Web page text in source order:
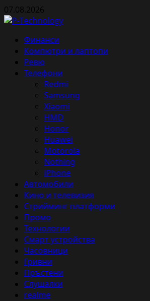
Skip
to
07.08.2026
Primary
Menu
Финанси
Компютри и лаптопи
Ревю
Телефони
Redmi
Samsung
Xiaomi
HMD
Honor
Huawei
Motorola
Nothing
iPhone
Автомобили
Кино и телевизия
Стрийминг платформи
Промо
Технологии
Смарт устройства
Часовници
Гривни
Пръстени
Слушалки
realme